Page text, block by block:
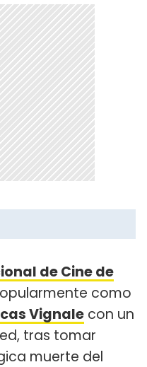
de Cine de
como
Vignale con un
tras tomar
muerte del